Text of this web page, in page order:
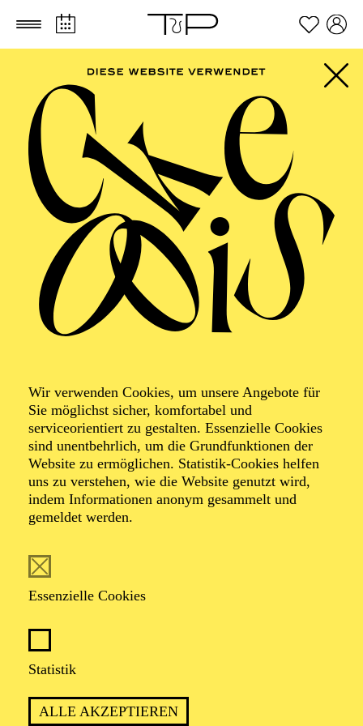
Zum Hauptinhalt springen Zum Footer springen
Wir verwenden Cookies, um unsere Angebote für
Sie möglichst sicher, komfortabel und
serviceorientiert zu gestalten. Essenzielle Cookies
sind unentbehrlich, um die Grundfunktionen der
Website zu ermöglichen. Statistik-Cookies helfen
uns zu verstehen, wie die Website genutzt wird,
indem Informationen anonym gesammelt und
gemeldet werden.
Essenzielle Cookies
Statistik
ALLE AKZEPTIEREN
ESSENER
PHILHARMONIKER
Komponistinnenfestival "her:voice"
Barocke Opulenz
Werke von Andrea Bernasconi, Anna Amalia von
Preußen, Camilla de Rossi, Julie Pinel, Maddalena
Laura Lombardini Sirmen, Maria Antonia Walpurgis
Wilhelmine von Bayreuth, Élisabeth-Claude Jacquet de